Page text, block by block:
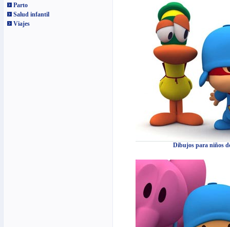
Parto
Salud infantil
Viajes
Dibujos para niños